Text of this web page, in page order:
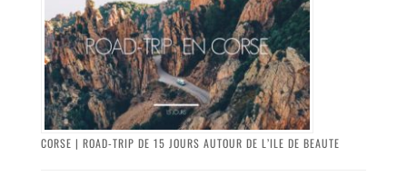
CORSE | ROAD-TRIP DE 15 JOURS AUTOUR DE L’ILE DE BEAUTE